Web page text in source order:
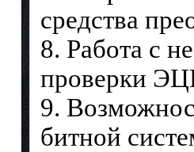
средства
8. Работа с
проверки
9.
битной